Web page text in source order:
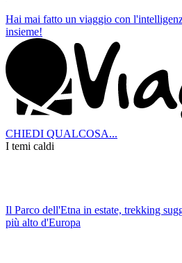
Hai mai fatto un viaggio con
insieme!
CHIEDI QUALCOSA...
I temi caldi
Il Parco dell'Etna in estate, trekking
più alto d'Europa